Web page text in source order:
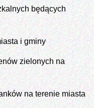
będących
i gminy
zielonych na
na terenie miasta